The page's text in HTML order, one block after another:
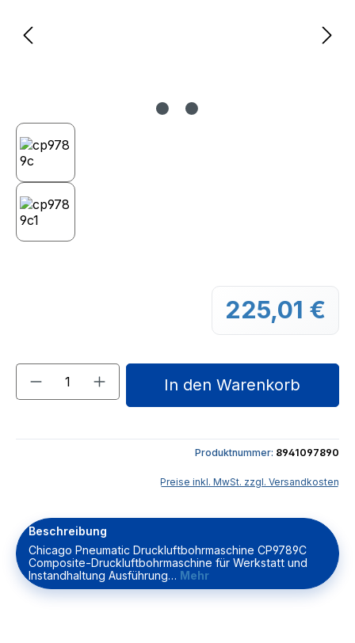
225,01 €
Produkt Anzahl: Gib den gewünschten
In den Warenkorb
Produktnummer: 8941097890
Preise inkl. MwSt. zzgl. Versandkosten
Beschreibung
Chicago Pneumatic Druckluftbohrmaschine CP9789C
Composite-Druckluftbohrmaschine für Werkstatt und
Instandhaltung Ausführung… Mehr